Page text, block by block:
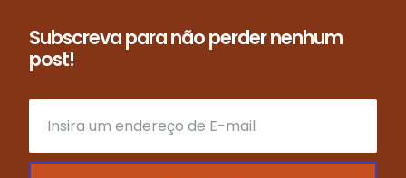
Subscreva para não perder nenhum
post!